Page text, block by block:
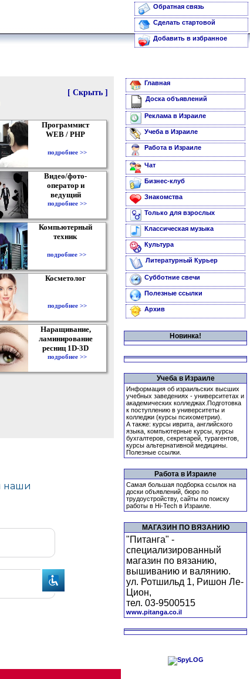
Обратная связь
Сделать стартовой
Добавить в избранное
[ Скрыть ]
Программист
WEB / PHP
подробнее >>
Видео/фото-
оператор и
ведущий
подробнее >>
Компьютерный
техник
подробнее >>
Косметолог
подробнее >>
Наращивание,
ламинирование
ресниц 1D-3D
подробнее >>
Главная
Доска объявлений
Реклама в Израиле
Учеба в Израиле
Работа в Израиле
Чат
Бизнес-клуб
Знакомства
Только для взрослых
Классическая музыка
Культура
Литературный Курьер
Субботние свечи
Полезные ссылки
Архив
Новинка!
Учеба в Израиле
Информация об израильских высших
учебных заведениях - университетах и
академических колледжах.Подготовка
к поступлению в университеты и
колледжи (курсы психометрии).
А также: курсы иврита, английского
языка, компьютерные курсы, курсы
бухгалтеров, секретарей, турагентов,
курсы альтернативной медицины.
Полезные ссылки.
Работа в Израиле
Самая большая подборка ссылок на
доски объявлений, бюро по
трудоустройству, сайты по поиску
работы в Hi-Tech в Израиле.
МАГАЗИН ПО ВЯЗАНИЮ
"Питанга" -
специализированный
магазин по вязанию,
вышиванию и валянию.
ул. Ротшильд 1, Ришон Ле-
Цион,
тел. 03-9500515
www.pitanga.co.il